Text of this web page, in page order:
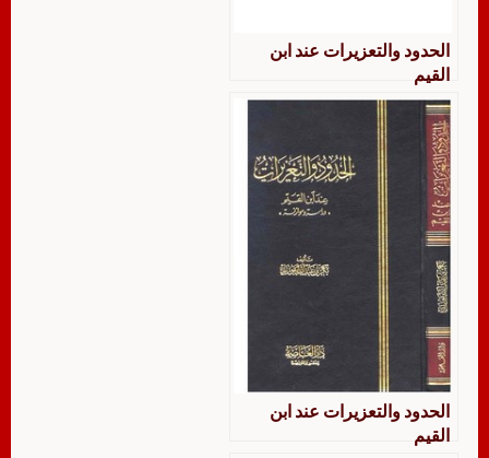
الحدود والتعزيرات عند ابن
القيم
الحدود والتعزيرات عند ابن
القيم